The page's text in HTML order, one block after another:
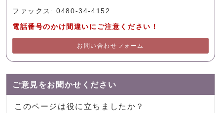
ファックス: 0480-34-4152
電話番号のかけ間違いにご注意ください！
お問い合わせフォーム
ご意見をお聞かせください
このページは役に立ちましたか？